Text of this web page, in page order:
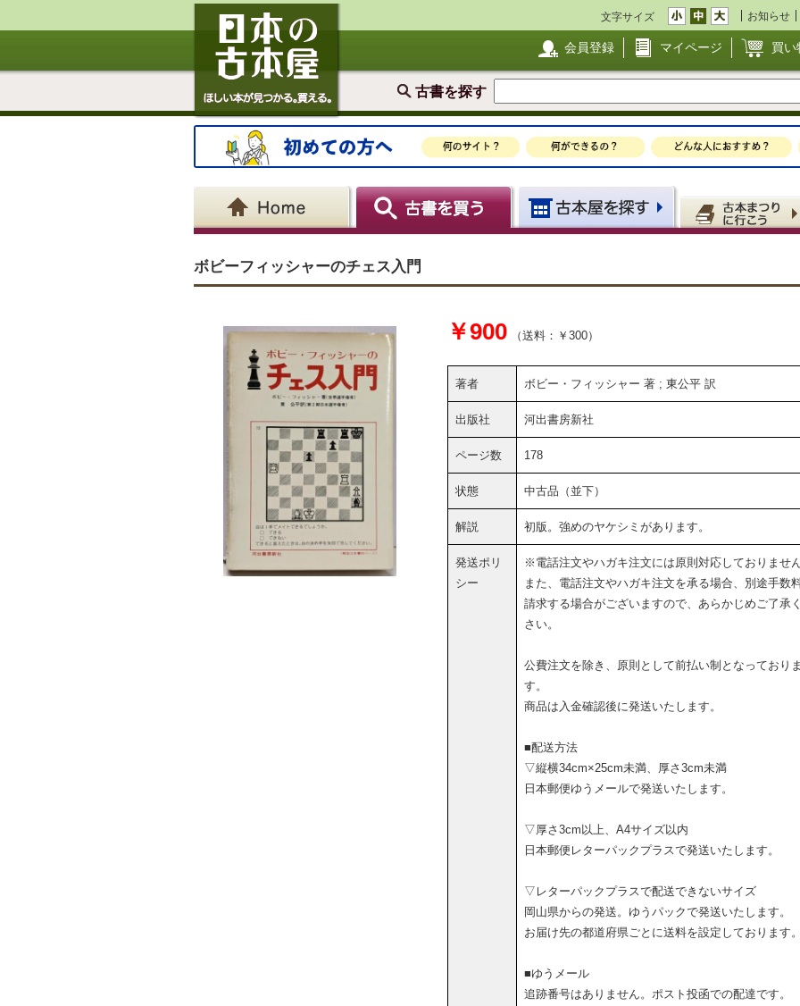
文字サイズ お知らせ
会員登録 マイページ 買い
古書を探す
ボビーフィッシャーのチェス入門
￥900 （送料：￥300）
著者 ボビー・フィッシャー 著 ; 東公平 訳
出版社 河出書房新社
ページ数 178
状態 中古品（並下）
解説 初版。強めのヤケシミがあります。
発送ポリ
シー
※電話注文やハガキ注文には原則対応しておりません
また、電話注文やハガキ注文を承る場合、別途手数
請求する場合がございますので、あらかじめご了承
さい。
公費注文を除き、原則として前払い制となっておりま
す。
商品は入金確認後に発送いたします。
■配送方法
▽縦横34cm×25cm未満、厚さ3cm未満
日本郵便ゆうメールで発送いたします。
▽厚さ3cm以上、A4サイズ以内
日本郵便レターパックプラスで発送いたします。
▽レターパックプラスで配送できないサイズ
岡山県からの発送。ゆうパックで発送いたします。
お届け先の都道府県ごとに送料を設定しております。
■ゆうメール
追跡番号はありません。ポスト投函での配達です。